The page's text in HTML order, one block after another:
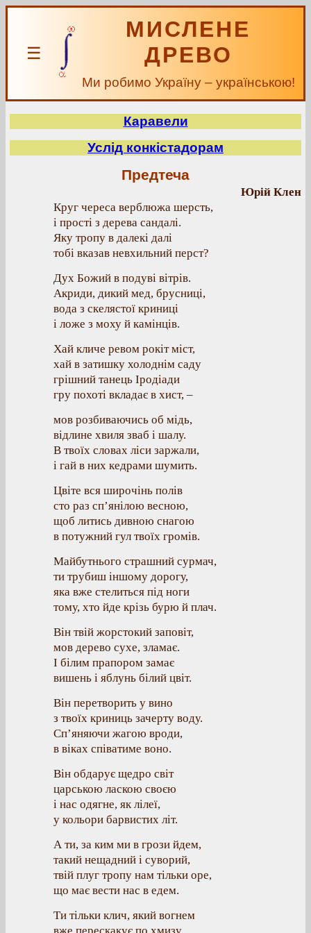
☰
МИСЛЕНЕ
ДРЕВО
Ми робимо Україну – українською!
Каравели
Услід конкістадорам
Предтеча
Юрій Клен
Круг череса верблюжа шерсть,
і прості з дерева сандалі.
Яку тропу в далекі далі
тобі вказав невхильний перст?
Дух Божий в подуві вітрів.
Акриди, дикий мед, брусниці,
вода з скелястої криниці
і ложе з моху й камінців.
Хай кличе ревом рокіт міст,
хай в затишку холоднім саду
грішний танець Іродіади
гру похоті вкладає в хист, –
мов розбиваючись об мідь,
відлине хвиля зваб і шалу.
В твоїх словах ліси заржали,
і гай в них кедрами шумить.
Цвіте вся широчінь полів
сто раз сп’янілою весною,
щоб литись дивною снагою
в потужний гул твоїх громів.
Майбутнього страшний сурмач,
ти трубиш іншому дорогу,
яка вже стелиться під ноги
тому, хто йде крізь бурю й плач.
Він твій жорстокий заповіт,
мов дерево сухе, зламає.
І білим прапором замає
вишень і яблунь білий цвіт.
Він перетворить у вино
з твоїх криниць зачерту воду.
Сп’яняючи жагою вроди,
в віках співатиме воно.
Він обдарує щедро світ
царською ласкою своєю
і нас одягне, як лілеї,
у кольори барвистих літ.
А ти, за ким ми в грози йдем,
такий нещадний і суворий,
твій плуг тропу нам тільки оре,
що має вести нас в едем.
Ти тільки клич, який вогнем